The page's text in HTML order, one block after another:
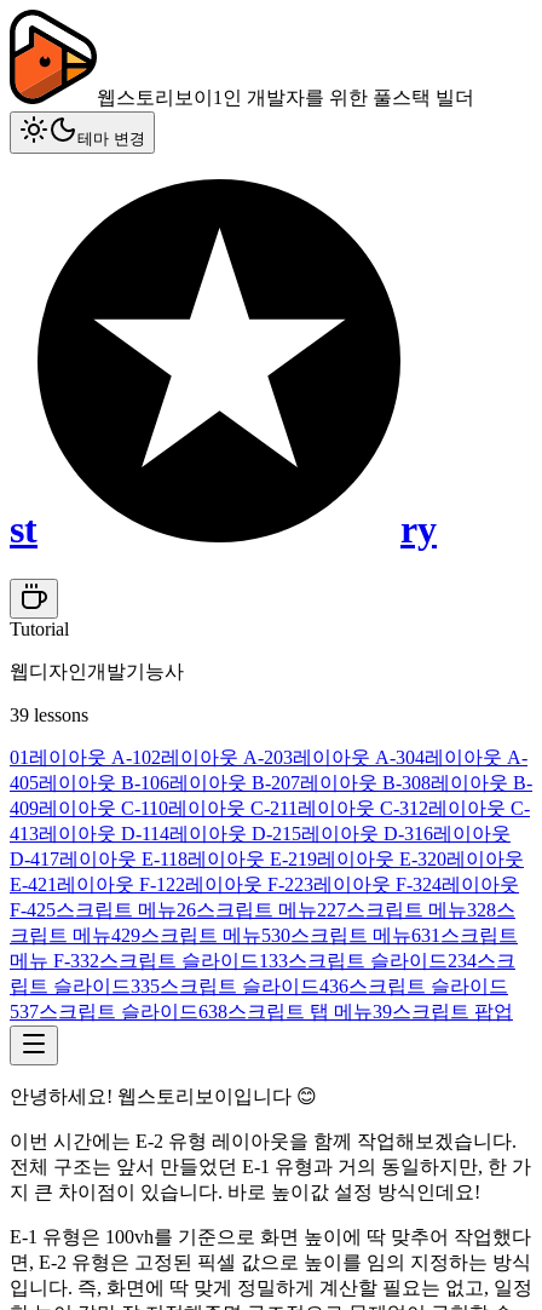
웹스토리보이 1인 개발자를 위한 풀스택 빌더
테마 변경
st ry
Tutorial
웹디자인개발기능사
39 lessons
01 레이아웃 A-102레이아웃 A-203레이아웃 A-304레이아웃 A-
405레이아웃 B-106레이아웃 B-207레이아웃 B-308레이아웃 B-
409레이아웃 C-110레이아웃 C-211 레이아웃 C-312레이아웃 C-
413레이아웃 D-114레이아웃 D-215레이아웃 D-316레이아웃
D-417레이아웃 E-118레이아웃 E-219레이아웃 E-320레이아웃
E-421 레이아웃 F-1 22레이아웃 F-223레이아웃 F-324레이아웃
F-425스크립트 메뉴26스크립트 메뉴227스크립트 메뉴328스
크립트 메뉴429스크립트 메뉴530스크립트 메뉴631 스크립트
메뉴 F-332스크립트 슬라이드133스크립트 슬라이드234스크
립트 슬라이드335스크립트 슬라이드436스크립트 슬라이드
537스크립트 슬라이드638스크립트 탭 메뉴39스크립트 팝업
안녕하세요! 웹스토리보이입니다 😊
이번 시간에는 E-2 유형 레이아웃을 함께 작업해보겠습니다.
전체 구조는 앞서 만들었던 E-1 유형과 거의 동일하지만, 한 가
지 큰 차이점이 있습니다. 바로 높이값 설정 방식인데요!
E-1 유형은 100vh를 기준으로 화면 높이에 딱 맞추어 작업했다
면, E-2 유형은 고정된 픽셀 값으로 높이를 임의 지정하는 방식
입니다. 즉, 화면에 딱 맞게 정밀하게 계산할 필요는 없고, 일정